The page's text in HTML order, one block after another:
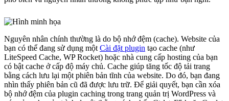
Nguyên nhân chính thường là do bộ nhớ đệm (cache). Website của
bạn có thể đang sử dụng mộtCài đặt plugin tạo cache (như
LiteSpeed Cache, WP Rocket) hoặc nhà cung cấp hosting của bạn
có bật cache ở cấp độ máy chủ. Cache giúp tăng tốc độ tải trang
bằng cách lưu lại một phiên bản tĩnh của website. Do đó, bạn đang
nhìn thấy phiên bản cũ đã được lưu trữ. Để giải quyết, bạn cần xóa
bộ nhớ đệm của plugin caching trong trang quản trị WordPress và